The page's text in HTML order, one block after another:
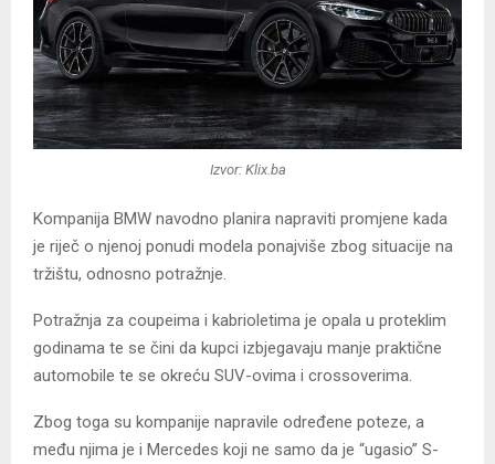
Izvor: Klix.ba
Kompanija BMW navodno planira napraviti promjene kada
je riječ o njenoj ponudi modela ponajviše zbog situacije na
tržištu, odnosno potražnje.
Potražnja za coupeima i kabrioletima je opala u proteklim
godinama te se čini da kupci izbjegavaju manje praktične
automobile te se okreću SUV-ovima i crossoverima.
Zbog toga su kompanije napravile određene poteze, a
među njima je i Mercedes koji ne samo da je “ugasio” S-